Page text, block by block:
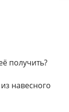
получить?
навесного